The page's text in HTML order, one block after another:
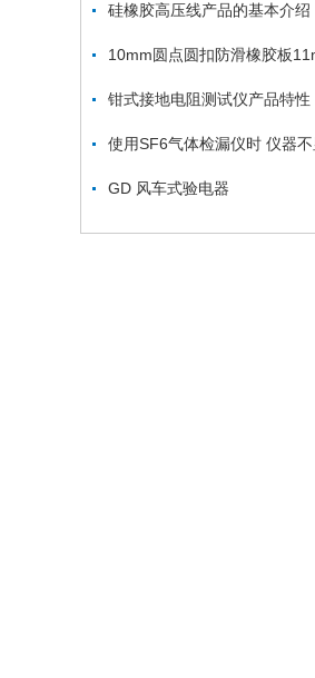
硅橡胶高压线产品的基本介绍
钳式接地电阻测试仪产品特性
GD 风车式验电器